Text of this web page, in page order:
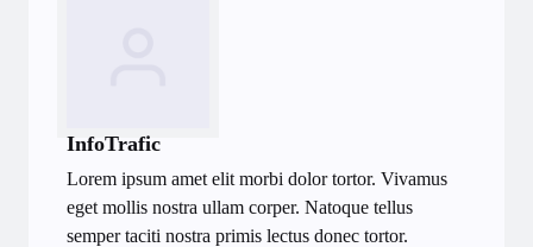
InfoTrafic
Lorem ipsum amet elit morbi dolor tortor. Vivamus
eget mollis nostra ullam corper. Natoque tellus
semper taciti nostra primis lectus donec tortor.